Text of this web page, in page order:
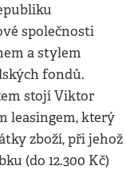
společnosti
a stylem
fondů.
stojí Viktor
leasingem, který
zboží, při jehož
(do 12.300 Kč)